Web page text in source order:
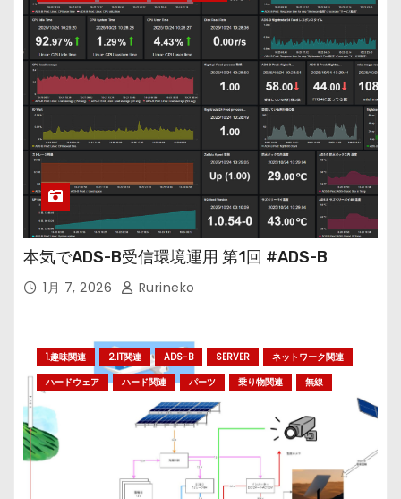
本気でADS-B受信環境運用 第1回 #ADS-B
1月 7, 2026 Rurineko
1.趣味関連 2.IT関連 ADS-B SERVER
ネットワーク関連
ハードウェア
ハード関連 パーツ 乗り物関連 無線